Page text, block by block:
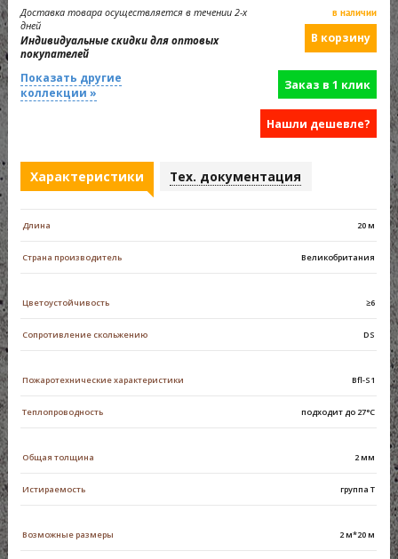
Доставка товара осуществляется в течении 2-х
дней
Индивидуальные скидки для оптовых
покупателей
в наличии
Показать другие
коллекции »
Заказ в 1 клик
Нашли дешевле?
Характеристики Тех. документация
Длина 20 м
Страна производитель Великобритания
Цветоустойчивость ≥6
Сопротивление скольжению DS
Пожаротехнические характеристики Bfl-S1
Теплопроводность подходит до 27°C
Общая толщина 2 мм
Истираемость группа Т
Возможные размеры 2 м*20 м